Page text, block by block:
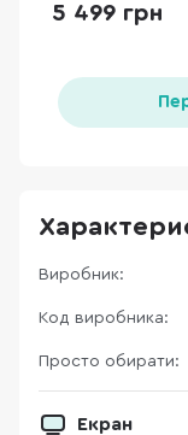
5 499 грн
Виробник:
Код виробника:
Просто обирати:
Екран